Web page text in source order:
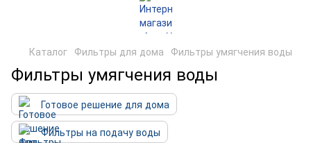
Каталог Фильтры для дома Фильтры умягчения воды
Фильтры умягчения воды
Готовое решение для дома
Фильтры на подачу воды